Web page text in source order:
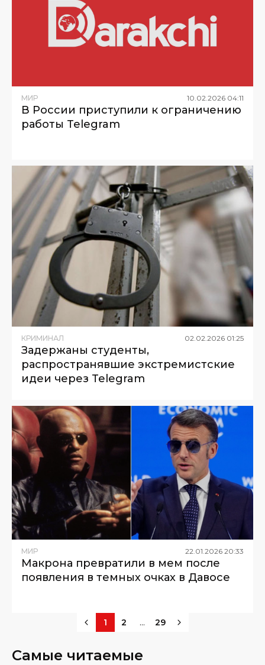
МИР 10.02.2026 04:11
В России приступили к ограничению
работы Telegram
КРИМИНАЛ 02.02.2026 01:25
Задержаны студенты,
распространявшие экстремистские
идеи через Telegram
МИР 22 01 2026 20:33
Макрона превратили в мем после
появления в темных очках в Давосе
1 2 ... 29
Самые читаемые